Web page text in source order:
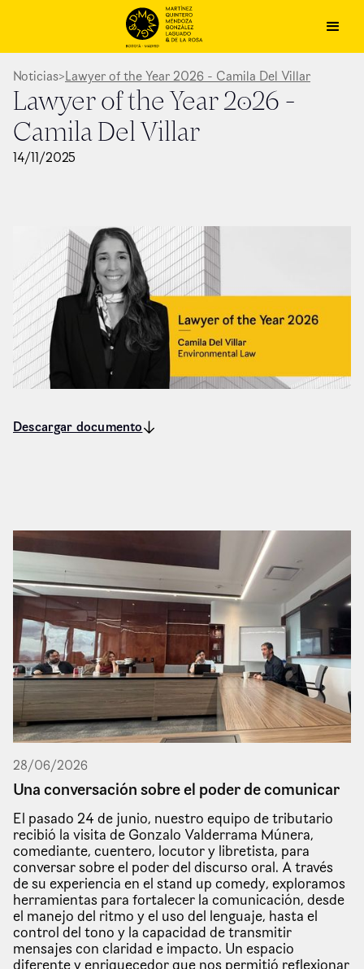
Noticias>Lawyer of the Year 2026 - Camila Del Villar
Lawyer of the Year 2026 -
Camila Del Villar
14/11/2025
Descargar documento
28/06/2026
Una conversación sobre el poder de comunicar
El pasado 24 de junio, nuestro equipo de tributario
recibió la visita de Gonzalo Valderrama Múnera,
comediante, cuentero, locutor y libretista, para
conversar sobre el poder del discurso oral. A través
de su experiencia en el stand up comedy, exploramos
herramientas para fortalecer la comunicación, desde
el manejo del ritmo y el uso del lenguaje, hasta el
control del tono y la capacidad de transmitir
mensajes con claridad e impacto. Un espacio